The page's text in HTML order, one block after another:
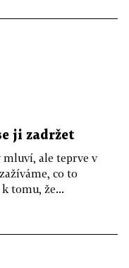
ji zadržet
mluví, ale teprve v
co to
tomu, že...